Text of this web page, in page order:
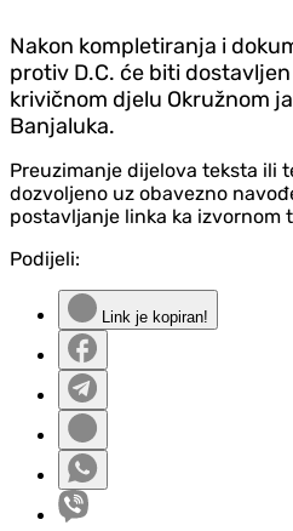
Nakon kompletiranja i
protiv D.C. će biti
krivičnom djelu Okružnom
Banjaluka.
Preuzimanje dijelova teksta ili
dozvoljeno uz obavezno
postavljanje linka ka izvornom
Podijeli:
Link je kopiran!